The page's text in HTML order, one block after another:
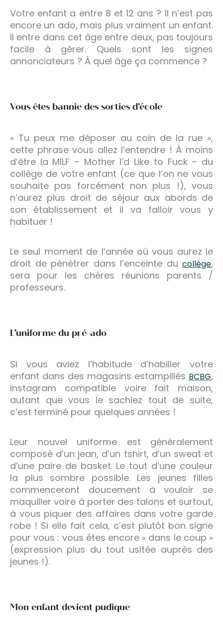
Votre enfant a entre 8 et 12 ans ? Il n’est pas
encore un ado, mais plus vraiment un enfant.
Il entre dans cet âge entre deux, pas toujours
facile à gérer. Quels sont les signes
annonciateurs ? À quel âge ça commence ?
Vous êtes bannie des sorties d’école
« Tu peux me déposer au coin de la rue »,
cette phrase vous allez l’entendre ! À moins
d’être la MILF – Mother I’d Like to Fuck – du
collège de votre enfant (ce que l’on ne vous
souhaite pas forcément non plus !), vous
n’aurez plus droit de séjour aux abords de
son établissement et il va falloir vous y
habituer !
Le seul moment de l’année où vous aurez le
droit de pénétrer dans l’enceinte du collège,
sera pour les chères réunions parents /
professeurs.
L’uniforme du pré-ado
Si vous aviez l’habitude d’habiller votre
enfant dans des magasins estampillés BCBG,
Instagram compatible voire fait maison,
autant que vous le sachiez tout de suite,
c’est terminé pour quelques années !
Leur nouvel uniforme est généralement
composé d’un jean, d’un tshirt, d’un sweat et
d’une paire de basket. Le tout d’une couleur
la plus sombre possible. Les jeunes filles
commenceront doucement à vouloir se
maquiller voire à porter des talons et surtout,
à vous piquer des affaires dans votre garde
robe ! Si elle fait cela, c’est plutôt bon signe
pour vous : vous êtes encore « dans le coup »
(expression plus du tout usitée auprès des
jeunes !).
Mon enfant devient pudique